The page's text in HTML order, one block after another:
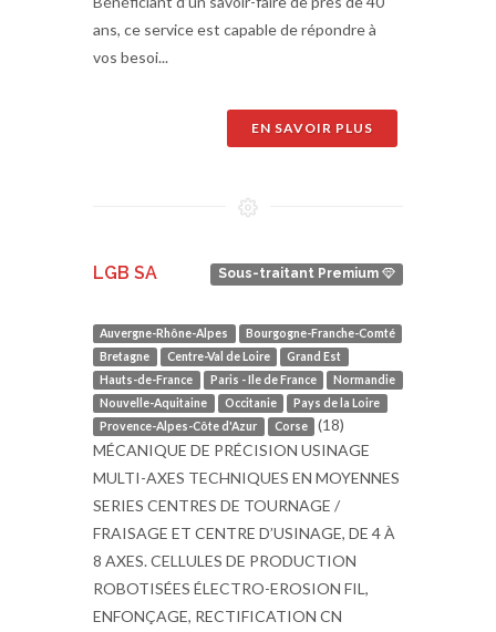
ans, ce service est capable de répondre à
vos besoi...
EN SAVOIR PLUS
Sous-traitant Premium
LGB SA
Auvergne-Rhône-Alpes
Bourgogne-Franche-Comté
Bretagne
Centre-Val de Loire
Grand Est
Hauts-de-France
Paris - Ile de France
Normandie
Nouvelle-Aquitaine
Occitanie
Pays de la Loire
Provence-Alpes-Côte d'Azur
Corse
(18)
MÉCANIQUE DE PRÉCISION USINAGE
MULTI-AXES TECHNIQUES EN MOYENNES
SERIES CENTRES DE TOURNAGE /
FRAISAGE ET CENTRE D’USINAGE, DE 4 À
8 AXES. CELLULES DE PRODUCTION
ROBOTISÉES ÉLECTRO-EROSION FIL,
ENFONÇAGE, RECTIFICATION CN